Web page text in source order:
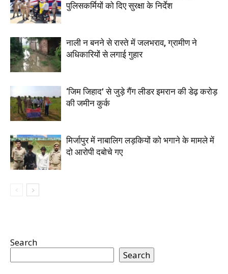
पुलिसकर्मियों को दिए सुरक्षा के निर्देश
नाली न बनने से रास्ते में जलभराव, ग्रामीण ने
अधिकारियों से लगाई गुहार
‘जिम जिहाद’ से जुड़े गैंग लीडर इमरान की डेढ़ करोड़
की जमीन कुर्क
मिर्जापुर में नाबालिग लड़कियों को भगाने के मामले में
दो आरोपी दबोचे गए
Search
Search